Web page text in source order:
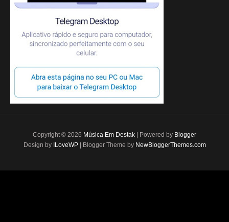
Copyright © 2026 Música Em Destak | Powered by Blogger
Design by ILoveWP| Blogger Theme by NewBloggerThemes.com